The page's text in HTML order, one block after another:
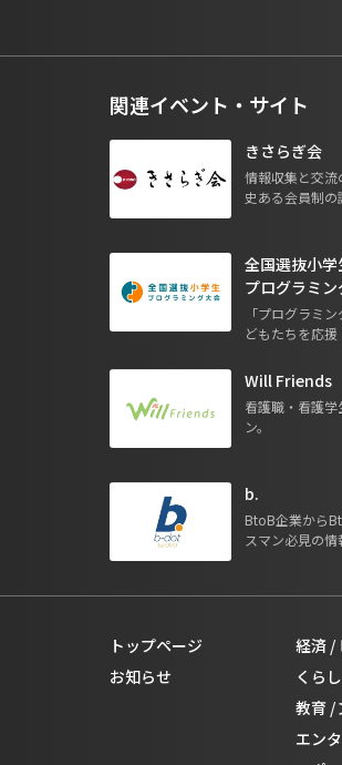
関連イベント・サイト
きさらぎ会
情報収集と交
史ある会員制
全国選抜小学
プログラミ
「プログラミ
どもたちを応援
Will Friends
看護職・看護
ン。
b.
BtoB企業から
スマン必見の情
トップページ
お知らせ
経済 /
くらし
教育 /
エン